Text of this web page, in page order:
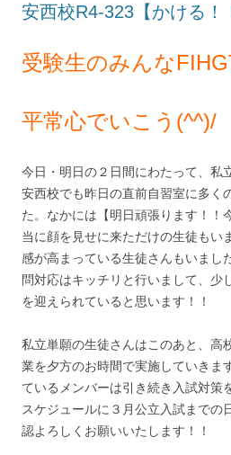
安西校R4-323【かける！
受験生のみんな
平常心でいこう(^^)/
今日・明日の２日間にわたって、私
安西校でも昨日の直前自習室に多く
た。なかには【明日頑張ります！！
当に顔を見せに来ただけの生徒もい
感が高まっている生徒さんもいまし
問対応はキッチリと行いまして、少
を迎えられていると思います！！
私立単願の生徒さんはこのあと、高
業を夕方のお時間で実施していきま
ているメンバーは引き続き入試対策
スケジュールに３月公立入試までの
認よろしくお願いいたします！！